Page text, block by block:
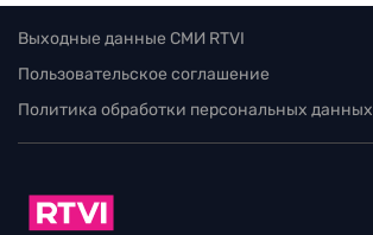
Выходные данные СМИ RTVI
Пользовательское соглашение
Политика обработки персональных данных